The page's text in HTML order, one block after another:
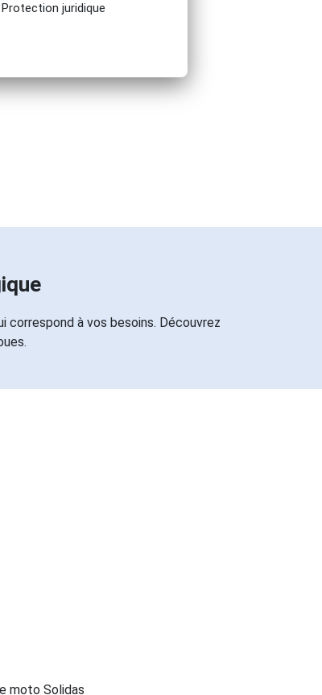
Protection juridique
correspond à vos besoins. Découvrez